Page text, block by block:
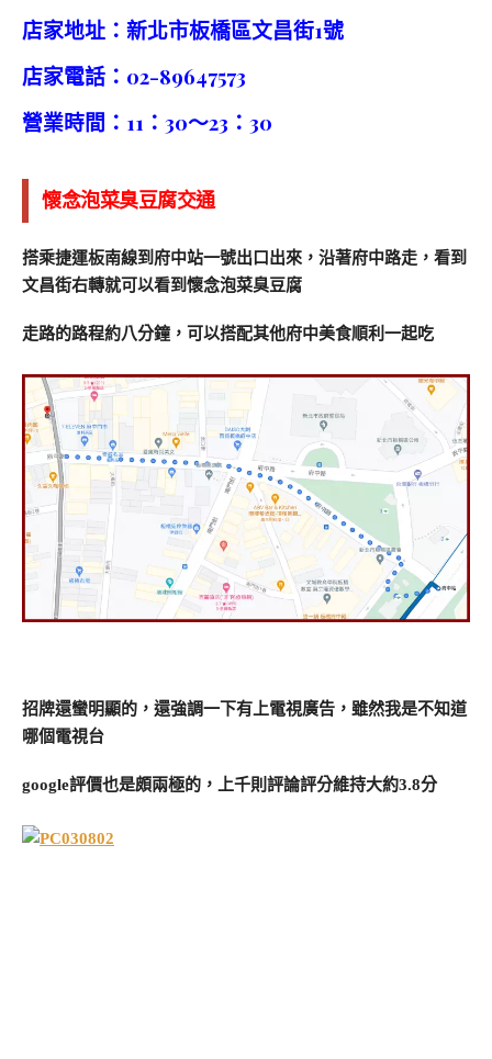
店家地址：新北市板橋區文昌街1號
店家電話：02-89647573
營業時間：11：30～23：30
懷念泡菜臭豆腐交通
搭乘捷運板南線到府中站一號出口出來，沿著府中路走，看到
文昌街右轉就可以看到懷念泡菜臭豆腐
走路的路程約八分鐘，可以搭配其他府中美食順利一起吃
招牌還蠻明顯的，還強調一下有上電視廣告，雖然我是不知道
哪個電視台
google評價也是頗兩極的，上千則評論評分維持大約3.8分